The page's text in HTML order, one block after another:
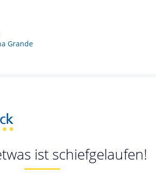
Grande
ist schiefgelaufen!